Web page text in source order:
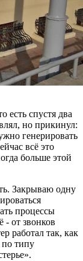
есть спустя два
но прикинул:
генерировать
всё это
больше этой
Закрываю одну
процессы
от звонков
работал так, как
по типу